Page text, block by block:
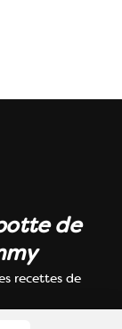
de
recettes de